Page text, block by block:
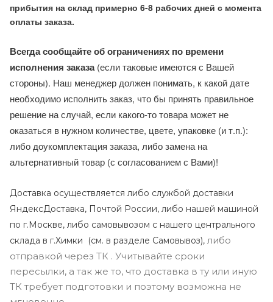
прибытия на склад примерно 6-8 рабочих дней с момента
оплаты заказа.
Всегда сообщайте об ограничениях по времени
исполнения заказа(если таковые имеются с Вашей
стороны). Наш менеджер должен понимать, к какой дате
необходимо исполнить заказ, что бы принять правильное
решение на случай, если какого-то товара может не
оказаться в нужном количестве, цвете, упаковке (и т.п.):
либо доукомплектация заказа, либо замена на
альтернативный товар (с согласованием с Вами)!
Доставка осуществляется либо службой доставки
ЯндексДоставка, Почтой России, либо нашей машиной
по г.Москве, либо самовывозом с нашего центрального
склада в г.Химки (см. в разделе Самовывоз), либо
отправкой через ТК . Учитывайте сроки
пересылки, а так же то, что доставка в ту или иную
ТК требует подготовки и поэтому возможна не